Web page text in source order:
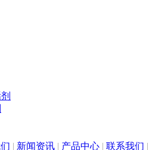
| 新闻资讯 | 产品中心 | 联系我们 |